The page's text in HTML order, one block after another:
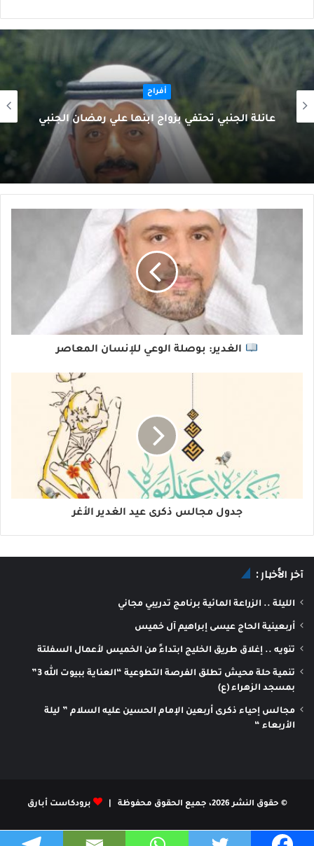
أفراح
عائلة الجنبي تحتفي بزواج ابنها علي رمضان الجنبي
الغدير: بوصلة الوعي للإنسان المعاصر
جدول مجالس ذكرى عيد الغدير الأغر
آخر الأخبار :
الليلة .. الزراعة المائية برنامج تدريبي مجاني
أربعينية الحاج عيسى إبراهيم آل خميس
تنويه .. إغلاق طريق الخليج ابتداءً من الخميس لأعمال السفلتة
تنمية حلة محيش تطلق الفرصة التطوعية “العناية ببيوت الله 3”
بمسجد الزهراء (ع)
مجالس إحياء ذكرى أربعين الإمام الحسين عليه السلام ” ليلة
الأربعاء “
© حقوق النشر 2026، جميع الحقوق محفوظة | برودكاست أبارق